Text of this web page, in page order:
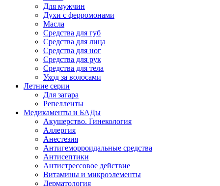
Для мужчин
Духи с ферромонами
Масла
Средства для губ
Средства для лица
Средства для ног
Средства для рук
Средства для тела
Уход за волосами
Летние серии
Для загара
Репелленты
Медикаменты и БАДы
Акушерство. Гинекология
Аллергия
Анестезия
Антигеморроидальные средства
Антисептики
Антистрессовое действие
Витамины и микроэлементы
Дерматология